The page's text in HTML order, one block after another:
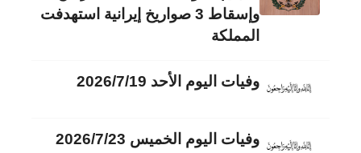
وإسقاط 3 صواريخ إيرانية استهدفت
المملكة
وفيات اليوم الأحد 2026/7/19
وفيات اليوم الخميس 2026/7/23